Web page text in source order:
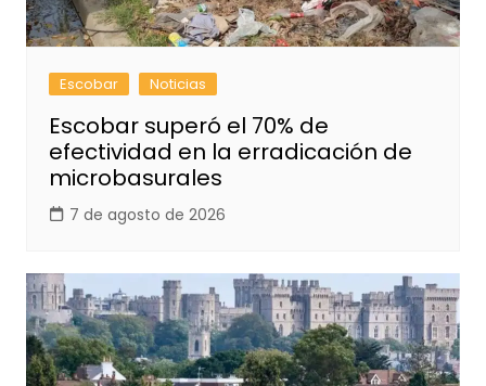
Escobar Noticias
Escobar superó el 70% de
efectividad en la erradicación de
microbasurales
7 de agosto de 2026